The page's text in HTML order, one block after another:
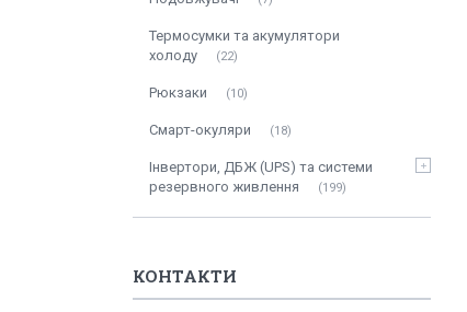
Термосумки та акумулятори
холоду
22
Рюкзаки 10
Смарт-окуляри 18
Інвертори, ДБЖ (UPS) та системи
резервного живлення
199
КОНТАКТИ